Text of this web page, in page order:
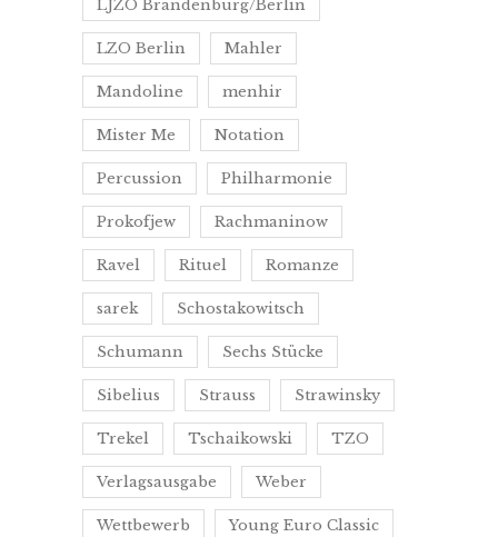
LJZO Brandenburg/Berlin
LZO Berlin Mahler
Mandoline menhir
Mister Me Notation
Percussion Philharmonie
Prokofjew Rachmaninow
Ravel Rituel Romanze
sarek Schostakowitsch
Schumann Sechs Stücke
Sibelius Strauss Strawinsky
Trekel Tschaikowski TZO
Verlagsausgabe Weber
Wettbewerb Young Euro Classic